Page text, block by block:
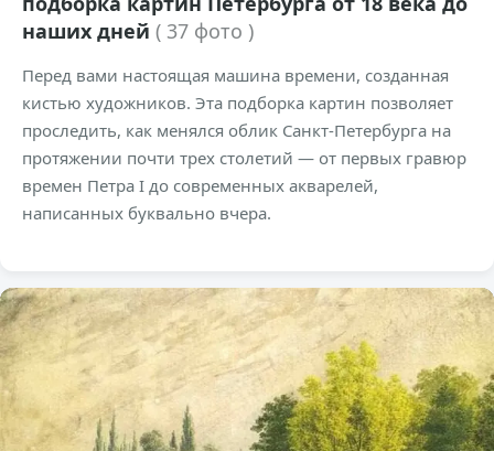
наших дней ( 37 фото )
Перед вами настоящая машина времени, созданная
кистью художников. Эта подборка картин позволяет
проследить, как менялся облик Санкт-Петербурга на
протяжении почти трех столетий — от первых гравюр
времен Петра I до современных акварелей,
написанных буквально вчера.